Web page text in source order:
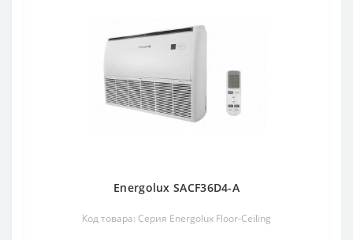
Energolux SACF36D4-A
Код товара: Серия Energolux Floor-Ceiling